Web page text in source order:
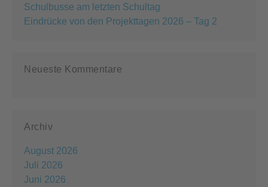
Schulbusse am letzten Schultag
Eindrücke von den Projekttagen 2026 – Tag 2
Neueste Kommentare
Archiv
August 2026
Juli 2026
Juni 2026